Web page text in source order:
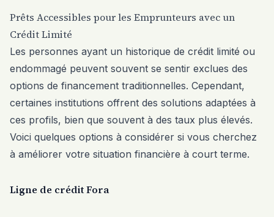
Prêts Accessibles pour les Emprunteurs avec un
Crédit Limité
Les personnes ayant un historique de crédit limité ou
endommagé peuvent souvent se sentir exclues des
options de financement traditionnelles. Cependant,
certaines institutions offrent des solutions adaptées à
ces profils, bien que souvent à des taux plus élevés.
Voici quelques options à considérer si vous cherchez
à améliorer votre situation financière à court terme.
Ligne de crédit Fora